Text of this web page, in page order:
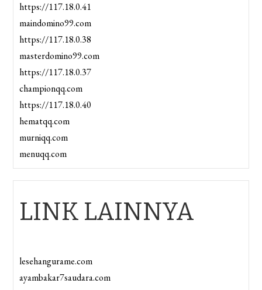
https://117.18.0.41
maindomino99.com
https://117.18.0.38
masterdomino99.com
https://117.18.0.37
championqq.com
https://117.18.0.40
hematqq.com
murniqq.com
menuqq.com
LINK LAINNYA
lesehangurame.com
ayambakar7saudara.com